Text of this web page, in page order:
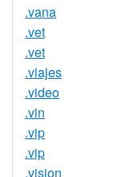
.vana
.vet
.vet
.viajes
.video
.vin
.vip
.vip
.vision